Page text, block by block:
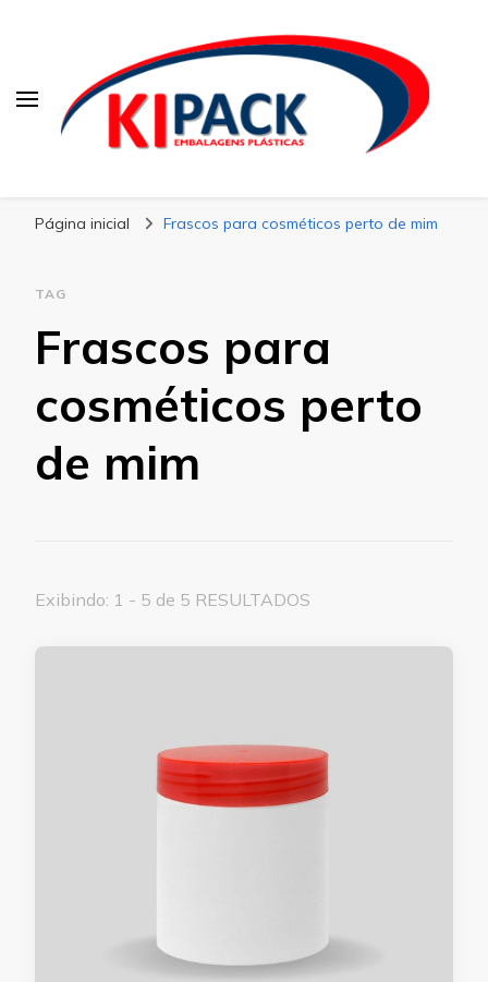
Página inicial Frascos para cosméticos perto de mim
TAG
Frascos para
cosméticos perto
de mim
Exibindo: 1 - 5 de 5 RESULTADOS